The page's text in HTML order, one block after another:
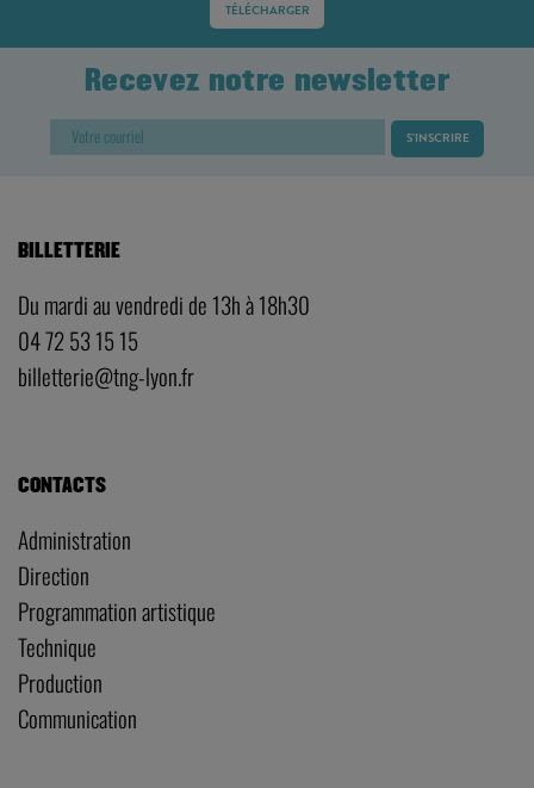
TÉLÉCHARGER
Recevez notre newsletter
BILLETTERIE
Du mardi au vendredi de 13h à 18h30
04 72 53 15 15
billetterie@tng-lyon.fr
CONTACTS
Administration
Direction
Programmation artistique
Technique
Production
Communication